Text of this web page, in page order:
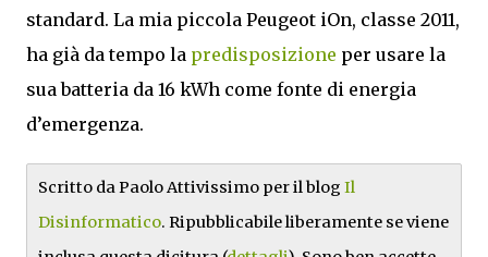
standard. La mia piccola Peugeot iOn, classe 2011,
ha già da tempo la predisposizione per usare la
sua batteria da 16 kWh come fonte di energia
d’emergenza.
Scritto da Paolo Attivissimo per il blog Il
Disinformatico. Ripubblicabile liberamente se viene